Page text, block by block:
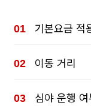
기본요금 적
이동 거리
심야 운행 여